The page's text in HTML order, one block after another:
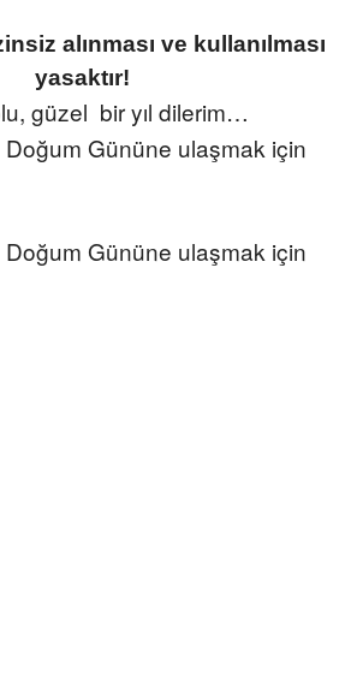
alınması ve kullanılması
yasaktır!
güzel bir yıl dilerim…
Doğum Gününe ulaşmak için
Doğum Gününe ulaşmak için